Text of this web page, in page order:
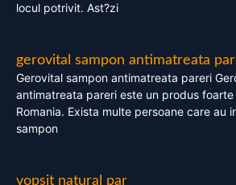
locul potrivit. Ast?zi
gerovital sampon antimatreata
Gerovital sampon antimatreata pareri
antimatreata pareri este un produs
Romania. Exista multe persoane care au
sampon
vopsit natural par